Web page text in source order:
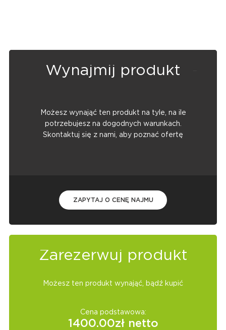
Wynajmij produkt
Możesz wynająć ten produkt na tyle, na ile
potrzebujesz na dogodnych warunkach.
Skontaktuj się z nami, aby poznać ofertę
ZAPYTAJ O CENĘ NAJMU
Zarezerwuj produkt
Możesz ten produkt wynająć, bądź kupić
Cena podstawowa:
1400.00zł netto